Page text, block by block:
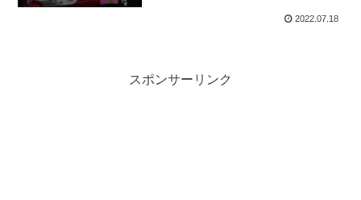
2022.07.18
スポンサーリンク